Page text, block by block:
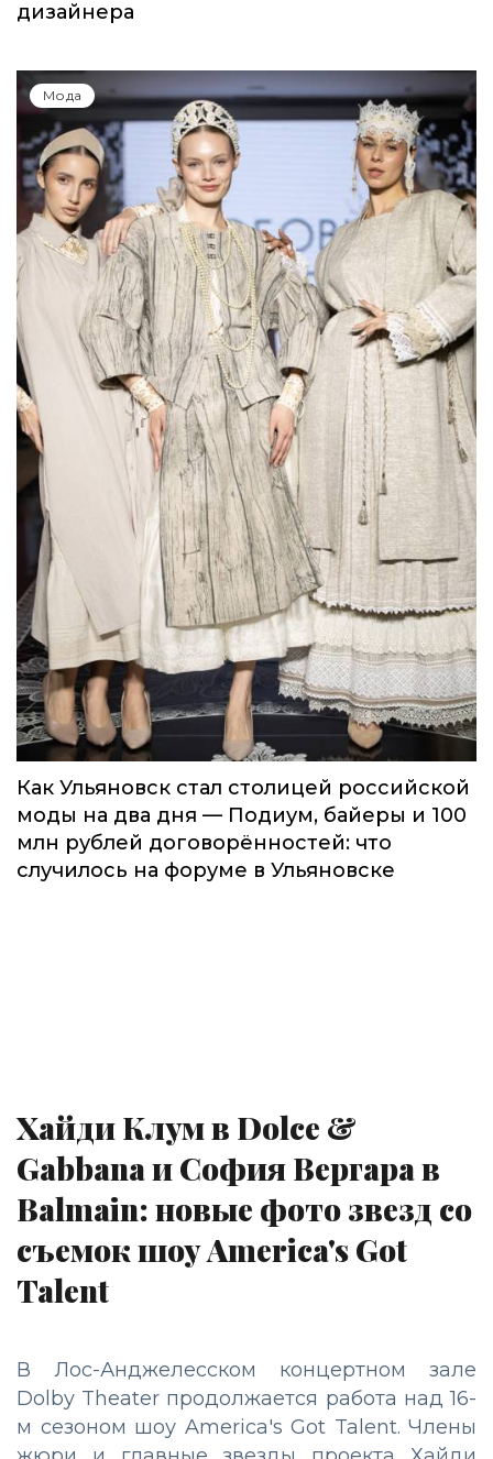
дизайнера
Мода
Как Ульяновск стал столицей российской
моды на два дня — Подиум, байеры и 100
млн рублей договорённостей: что
случилось на форуме в Ульяновске
Хайди Клум в Dolce &
Gabbana и София Вергара в
Balmain: новые фото звезд со
съемок шоу America's Got
Talent
В Лос-Анджелесском концертном зале
Dolby Theater продолжается работа над 16-
м сезоном шоу America's Got Talent. Члены